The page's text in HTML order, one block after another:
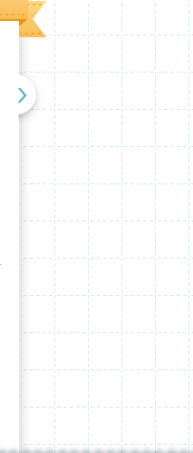
Cranberries and Cream
Charm Pack by 3...
16.00 € (6 116.32 Ft)